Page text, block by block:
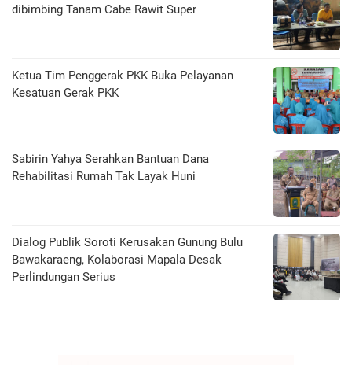
dibimbing Tanam Cabe Rawit Super
Ketua Tim Penggerak PKK Buka Pelayanan
Kesatuan Gerak PKK
Sabirin Yahya Serahkan Bantuan Dana
Rehabilitasi Rumah Tak Layak Huni
Dialog Publik Soroti Kerusakan Gunung Bulu
Bawakaraeng, Kolaborasi Mapala Desak
Perlindungan Serius